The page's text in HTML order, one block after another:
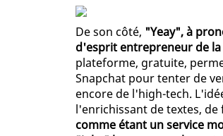
De son côté, "Yeay", à
d'esprit entrepreneur de la
plateforme, gratuite,
Snapchat pour tenter de
encore de l'high-tech.
l'enrichissant de textes,
comme étant un service